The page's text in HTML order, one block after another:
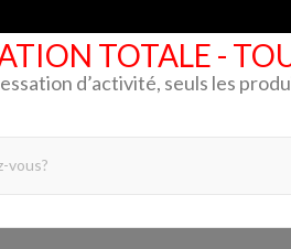
TOTALE -
d’activité, seuls les